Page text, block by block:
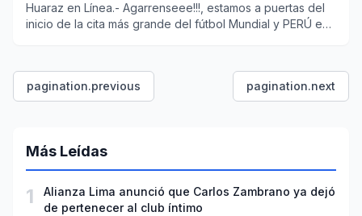
Huaraz en Línea.- Agarrenseee!!!, estamos a puertas del
inicio de la cita más grande del fútbol Mundial y PERÚ es
pagination.previous pagination.next
Más Leídas
1
Alianza Lima anunció que Carlos Zambrano ya dejó
de pertenecer al club íntimo